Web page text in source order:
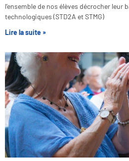
l’ensemble de nos élèves décrocher leur
technologiques (STD2A et STMG)
Lire la suite »